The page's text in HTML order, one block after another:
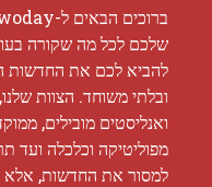
להביא לכם את החדשות
ובלתי משוחד. הצוות
ואנליסטים מובילים,
מפוליטיקה וכלכלה ועד
למסור את החדשות, אלא